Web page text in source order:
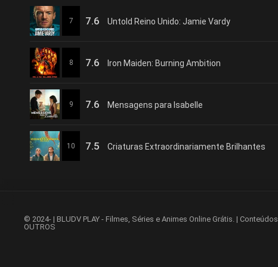
7 7.6 Untold Reino Unido: Jamie Vardy
8 7.6 Iron Maiden: Burning Ambition
9 7.6 Mensagens para Isabelle
10 7.5 Criaturas Extraordinariamente Brilhantes
© 2024- | BLUDV PLAY - Filmes, Séries e Animes Online Grátis. |
OUTROS